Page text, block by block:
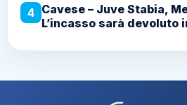
4 Cavese – Juve Stabia,
L’incasso sarà devoluto